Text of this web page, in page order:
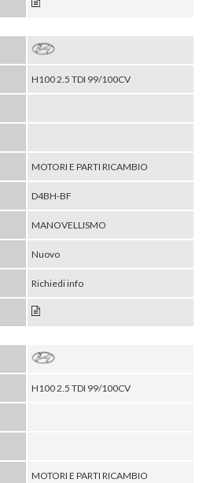
H100 2.5 TDI 99/100CV
MOTORI E PARTI RICAMBIO
D4BH-BF
MANOVELLISMO
Nuovo
Richiedi info
H100 2.5 TDI 99/100CV
MOTORI E PARTI RICAMBIO